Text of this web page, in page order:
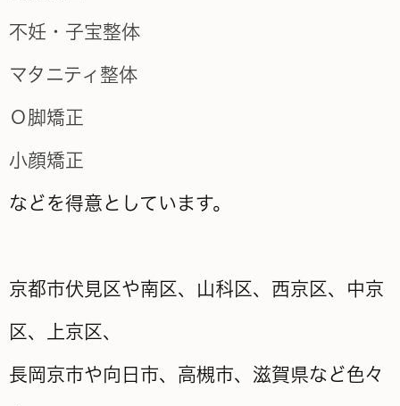
不妊・子宝整体
マタニティ整体
Ｏ脚矯正
小顔矯正
などを得意としています。
京都市伏見区や南区、山科区、西京区、中京
区、上京区、
長岡京市や向日市、高槻市、滋賀県など色々